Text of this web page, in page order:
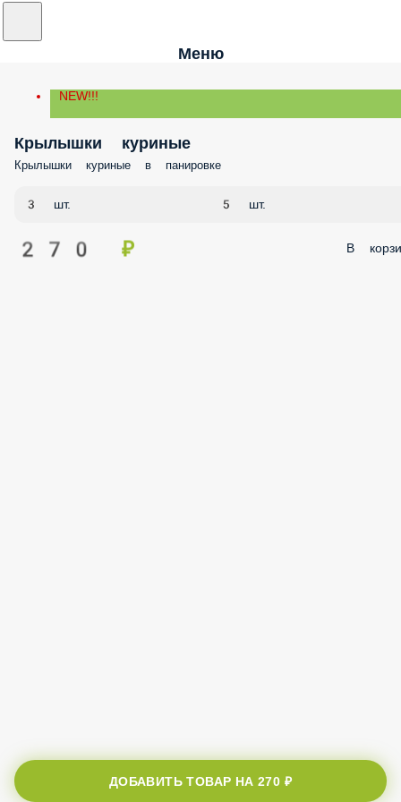
Меню
NEW!!!
Крылышки куриные
Крылышки куриные в панировке
3 шт. 5 шт.
270 ₽ В
ДОБАВИТЬ ТОВАР НА270 ₽